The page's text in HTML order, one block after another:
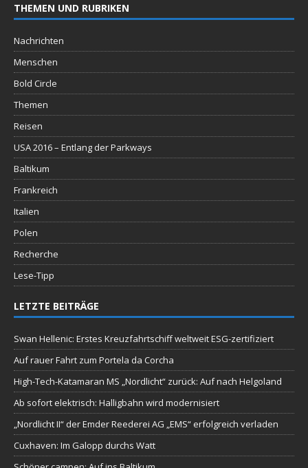
THEMEN UND RUBRIKEN
Nachrichten
Menschen
Bold Circle
Themen
Reisen
USA 2016 – Entlang der Parkways
Baltikum
Frankreich
Italien
Polen
Recherche
Lese-Tipp
LETZTE BEITRÄGE
Swan Hellenic: Erstes Kreuzfahrtschiff weltweit ESG-zertifiziert
Auf rauer Fahrt zum Portela da Corcha
High-Tech-Katamaran MS „Nordlicht“ zurück: Auf nach Helgoland
Ab sofort elektrisch: Halligbahn wird modernisiert
„Nordlicht II“ der Emder Reederei AG „EMS“ erfolgreich verladen
Cuxhaven: Im Galopp durchs Watt